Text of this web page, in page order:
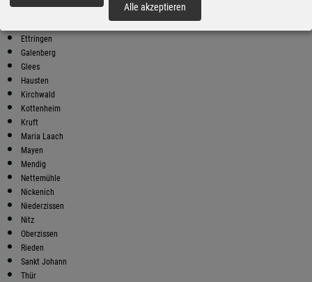
Ettringen
Galenberg
Glees
Hausten
Kirchwald
Kottenheim
Kruft
Maria Laach
Mayen
Mendig
Nettemühle
Nickenich
Niederzissen
Nitz
Oberzissen
Rieden
Sankt Johann
Thür
Alle akzeptieren